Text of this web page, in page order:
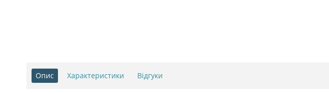
Опис Характеристики Відгуки